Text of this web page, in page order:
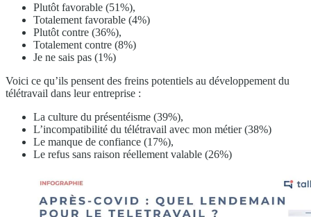
Plutôt favorable (51%),
Totalement favorable (4%)
Plutôt contre (36%),
Totalement contre (8%)
Je ne sais pas (1%)
Voici ce qu’ils pensent des freins potentiels au développement du
télétravail dans leur entreprise :
La culture du présentéisme (39%),
L’incompatibilité du télétravail avec mon métier (38%)
Le manque de confiance (17%),
Le refus sans raison réellement valable (26%)